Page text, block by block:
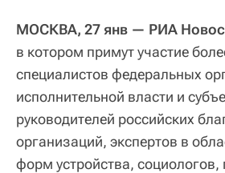
МОСКВА, 27 янв — РИА
в котором примут участие
специалистов федеральных
исполнительной власти и
руководителей российских
организаций, экспертов в
форм устройства,